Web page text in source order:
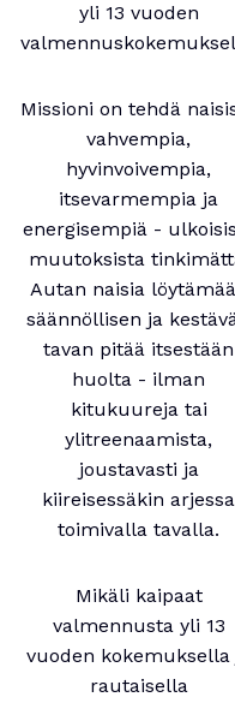
yli 13 vuoden
Missioni on tehdä
vahvempia,
hyvinvoivempia,
itsevarmempia ja
energisempiä -
muutoksista
Autan naisia
säännöllisen ja
tavan pitää itsestään
huolta - ilman
kitukuureja tai
ylitreenaamista,
joustavasti ja
kiireisessäkin arjessa
toimivalla tavalla.
Mikäli kaipaat
valmennusta yli 13
vuoden kokemuksella
rautaisella